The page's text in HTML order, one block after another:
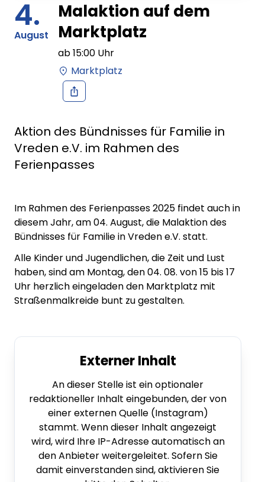
4.
August
Malaktion auf dem
Marktplatz
ab15:00 Uhr
Marktplatz
Aktion des Bündnisses für Familie in
Vreden e.V. im Rahmen des
Ferienpasses
Im Rahmen des Ferienpasses 2025 findet auch in
diesem Jahr, am 04. August, die Malaktion des
Bündnisses für Familie in Vreden e.V. statt.
Alle Kinder und Jugendlichen, die Zeit und Lust
haben, sind am Montag, den 04. 08. von 15 bis 17
Uhr herzlich eingeladen den Marktplatz mit
Straßenmalkreide bunt zu gestalten.
Externer Inhalt
An dieser Stelle ist ein optionaler
redaktioneller Inhalt eingebunden, der von
einer externen Quelle (Instagram)
stammt. Wenn dieser Inhalt angezeigt
wird, wird Ihre IP-Adresse automatisch an
den Anbieter weitergeleitet. Sofern Sie
damit einverstanden sind, aktivieren Sie